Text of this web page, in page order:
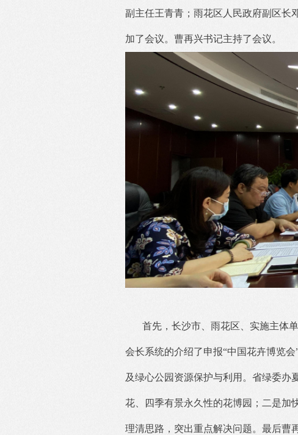
副主任王青青；雨花区人民政府副区长
加了会议。曹再兴书记主持了会议。
首先，长沙市、雨花区、实施主体
会长系统的介绍了申报“中国花卉博览
及绿心公园资源保护与利用。省绿委办
花、四季有景永久性的花博园；二是加
理清思路，突出重点解决问题。最后曹